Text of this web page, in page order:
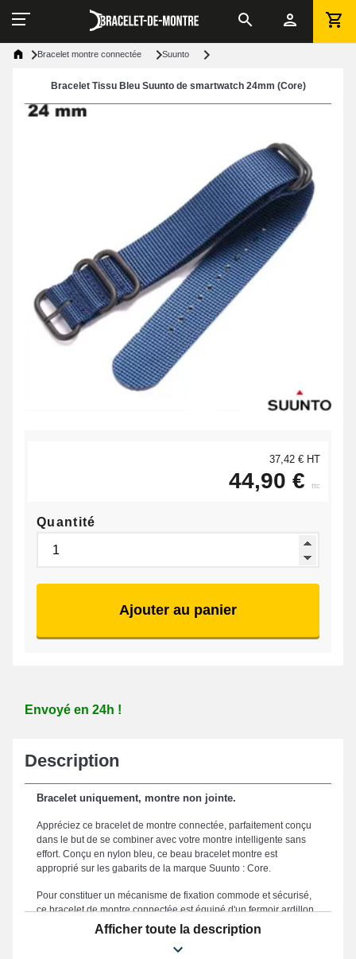
Bracelet montre connectée Suunto
Bracelet Tissu Bleu Suunto de smartwatch 24mm (Core)
37,42 € HT
44,90 € ttc
Quantité
Ajouter au panier
Envoyé en 24h !
Description
Bracelet uniquement, montre non jointe.
Appréciez ce bracelet de montre connectée, parfaitement conçu
dans le but de se combiner avec votre montre intelligente sans
effort. Conçu en nylon bleu, ce beau bracelet montre est
approprié sur les gabarits de la marque Suunto : Core.
Pour constituer un mécanisme de fixation commode et sécurisé,
ce bracelet de montre connectée est équipé d'un fermoir ardillon
d'aspect noir de qualité supérieure. Le bracelet pour montre
24mm est un complément idéal à vos besoins spécifiques grâce
à son format de 24 mm pour permettre une esthétique raffinée et
Afficher toute la description